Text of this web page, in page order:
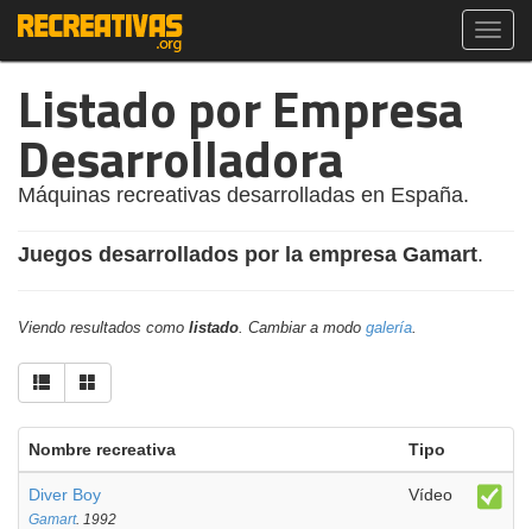
Listado por Empresa
Desarrolladora
Máquinas recreativas desarrolladas en España.
Juegos desarrollados por la empresa Gamart.
Viendo resultados como listado. Cambiar a modo galería.
Nombre recreativa Tipo
Diver Boy
Gamart. 1992
Vídeo